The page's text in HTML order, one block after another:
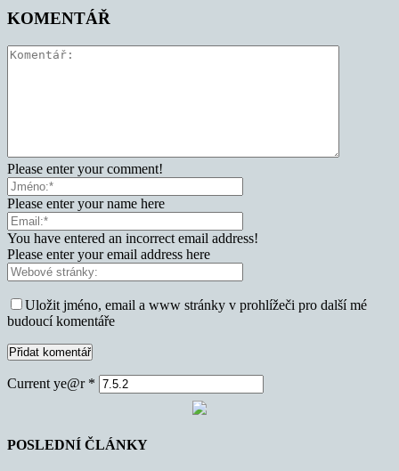
KOMENTÁŘ
Please enter your comment!
Please enter your name here
You have entered an incorrect email address!
Please enter your email address here
Uložit jméno, email a www stránky v prohlížeči pro další mé
budoucí komentáře
Current ye@r *
POSLEDNÍ ČLÁNKY